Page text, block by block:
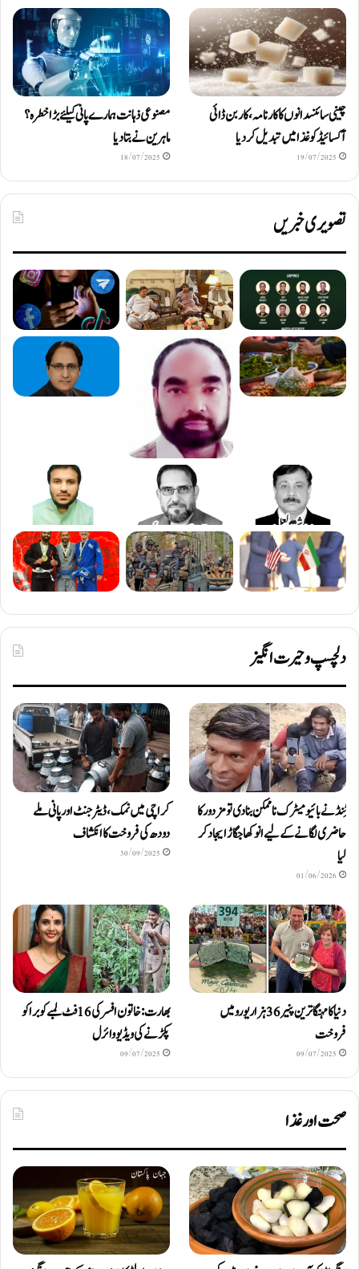
چینی سائنسدانوں کا کارنامہ، کاربن ڈائی
آکسائیڈ کو غذا میں تبدیل کردیا
19/07/2025
مصنوعی ذہانت ہمارے پانی کیلئے بڑا خطرہ؟
ماہرین نے بتا دیا
18/07/2025
تصویری خبریں
دلچسپ و حیرت انگیز
ٹِنڈ نے بائیومیٹرک ناممکن بنا دی تو مزدور کا
حاضری لگانے کے لیے انوکھا جگاڑ ایجاد کر
لیا
01/06/2026
کراچی میں نمک، ڈیٹرجنٹ اور پانی ملے
دودھ کی فروخت کا انکشاف
30/09/2025
دنیا کا مہنگا ترین پنیر 36 ہزار یورو میں
فروخت
09/07/2025
بھارت: خاتون افسر کی 16 فٹ لمبے کوبرا کو
پکڑنے کی ویڈیو وائرل
09/07/2025
صحت اور غذا